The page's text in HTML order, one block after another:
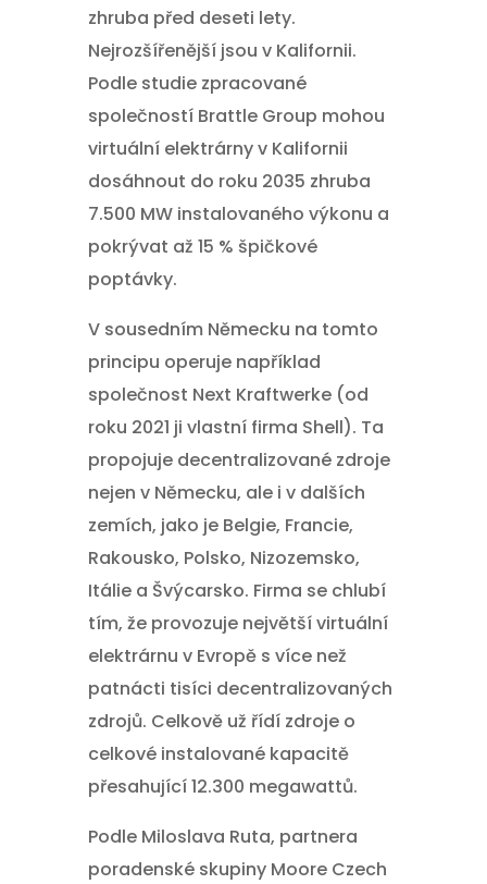
zhruba před deseti lety.
Nejrozšířenější jsou v Kalifornii.
Podle studie zpracované
společností Brattle Group mohou
virtuální elektrárny v Kalifornii
dosáhnout do roku 2035 zhruba
7.500 MW instalovaného výkonu a
pokrývat až 15 % špičkové
poptávky.
V sousedním Německu na tomto
principu operuje například
společnost Next Kraftwerke (od
roku 2021 ji vlastní firma Shell). Ta
propojuje decentralizované zdroje
nejen v Německu, ale i v dalších
zemích, jako je Belgie, Francie,
Rakousko, Polsko, Nizozemsko,
Itálie a Švýcarsko. Firma se chlubí
tím, že provozuje největší virtuální
elektrárnu v Evropě s více než
patnácti tisíci decentralizovaných
zdrojů. Celkově už řídí zdroje o
celkové instalované kapacitě
přesahující 12.300 megawattů.
Podle Miloslava Ruta, partnera
poradenské skupiny Moore Czech